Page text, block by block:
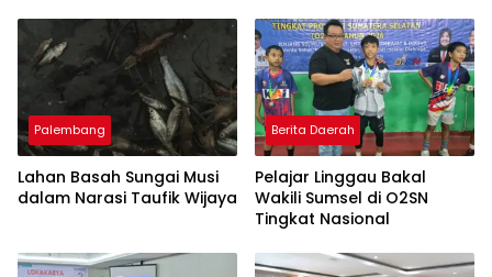
Pulau Kemaro
Palembang
Lahan Basah Sungai Musi
dalam Narasi Taufik Wijaya
Berita Daerah
Pelajar Linggau Bakal
Wakili Sumsel di O2SN
Tingkat Nasional